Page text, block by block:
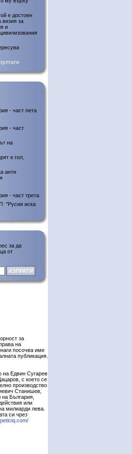
е достоен
визия за
и
- част пета
- част
на
е гол,
анти
- част трета
"Русия иска
за да
от
за
на
посочва име
публикация.
на Едвин Сугарев
с което се
производство
Станишев,
България,
или
милиарди лева.
си чрез